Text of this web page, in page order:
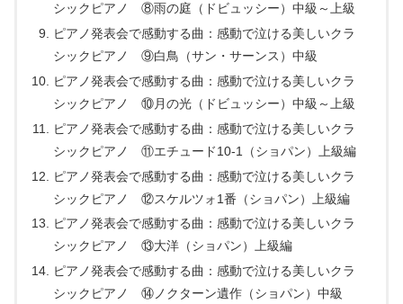
シックピアノ ⑧雨の庭（ドビュッシー）中級～上級
ピアノ発表会で感動する曲：感動で泣ける美しいクラ
シックピアノ ⑨白鳥（サン・サーンス）中級
ピアノ発表会で感動する曲：感動で泣ける美しいクラ
シックピアノ ⑩月の光（ドビュッシー）中級～上級
ピアノ発表会で感動する曲：感動で泣ける美しいクラ
シックピアノ ⑪エチュード10-1（ショパン）上級編
ピアノ発表会で感動する曲：感動で泣ける美しいクラ
シックピアノ ⑫スケルツォ1番（ショパン）上級編
ピアノ発表会で感動する曲：感動で泣ける美しいクラ
シックピアノ ⑬大洋（ショパン）上級編
ピアノ発表会で感動する曲：感動で泣ける美しいクラ
シックピアノ ⑭ノクターン遺作（ショパン）中級